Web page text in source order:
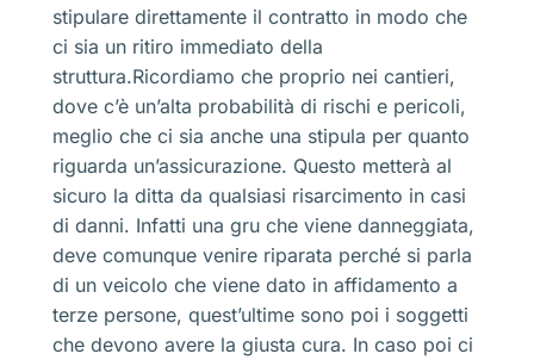
stipulare direttamente il contratto in modo che
ci sia un ritiro immediato della
struttura.Ricordiamo che proprio nei cantieri,
dove c’è un’alta probabilità di rischi e pericoli,
meglio che ci sia anche una stipula per quanto
riguarda un’assicurazione. Questo metterà al
sicuro la ditta da qualsiasi risarcimento in casi
di danni. Infatti una gru che viene danneggiata,
deve comunque venire riparata perché si parla
di un veicolo che viene dato in affidamento a
terze persone, quest’ultime sono poi i soggetti
che devono avere la giusta cura. In caso poi ci